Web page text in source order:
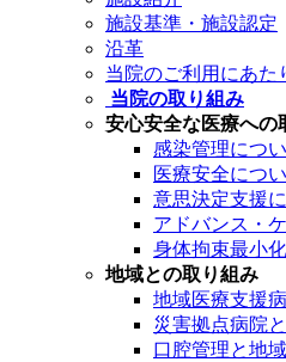
施設基準・施設認定
沿革
当院のご利用にあた
当院の取り組み
安心安全な医療への
感染管理につ
医療安全につ
意思決定支援
アドバンス・
身体拘束最小
地域との取り組み
地域医療支援
災害拠点病院
口腔管理と地